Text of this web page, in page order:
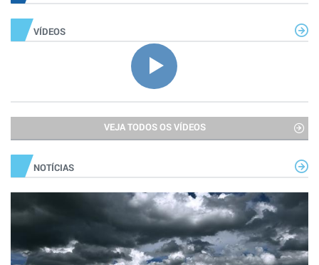
VÍDEOS
VEJA TODOS OS VÍDEOS
NOTÍCIAS